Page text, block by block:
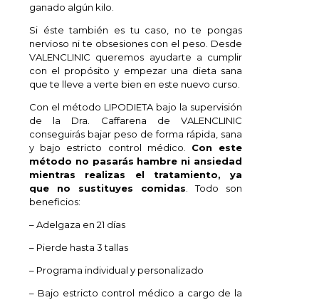
ganado algún kilo.
Si éste también es tu caso, no te pongas
nervioso ni te obsesiones con el peso. Desde
VALENCLINIC queremos ayudarte a cumplir
con el propósito y empezar una dieta sana
que te lleve a verte bien en este nuevo curso.
Con el método LIPODIETA bajo la supervisión
de la Dra. Caffarena de VALENCLINIC
conseguirás bajar peso de forma rápida, sana
y bajo estricto control médico. Con este
método no pasarás hambre ni ansiedad
mientras realizas el tratamiento, ya
que no sustituyes comidas . Todo son
beneficios:
– Adelgaza en 21 días
– Pierde hasta 3 tallas
– Programa individual y personalizado
– Bajo estricto control médico a cargo de la